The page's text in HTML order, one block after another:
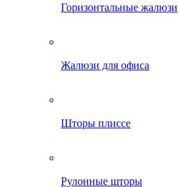
Горизонтальные жалюзи
Жалюзи для офиса
Шторы плиссе
Рулонные шторы